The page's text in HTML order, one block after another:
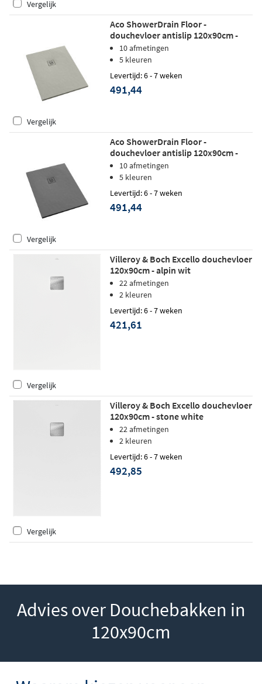
Vergelijk
Aco ShowerDrain Floor -
douchevloer antislip 120x90cm -
beton beige
10 afmetingen
5 kleuren
Levertijd: 6 - 7 weken
491,44
Vergelijk
Aco ShowerDrain Floor -
douchevloer antislip 120x90cm -
zilvergrijs
10 afmetingen
5 kleuren
Levertijd: 6 - 7 weken
491,44
Vergelijk
Villeroy & Boch Excello douchevloer
120x90cm - alpin wit
22 afmetingen
2 kleuren
Levertijd: 6 - 7 weken
421,61
Vergelijk
Villeroy & Boch Excello douchevloer
120x90cm - stone white
22 afmetingen
2 kleuren
Levertijd: 6 - 7 weken
492,85
Vergelijk
Advies over Douchebakken in
120x90cm